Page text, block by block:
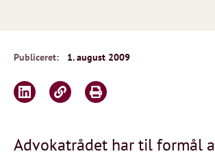
Publiceret: 1. august 2009
Advokatrådet har til formål